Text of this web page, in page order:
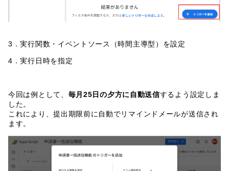
3．実行関数・イベントソース（時間主導型）を設定
4．実行日時を指定
今回は例として、 毎月25日の夕方に自動送信するよう設定しま
した。
これにより、提出期限前に自動でリマインドメールが送信され
ます。